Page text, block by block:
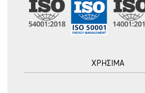
ΧΡΗΣΙΜΑ